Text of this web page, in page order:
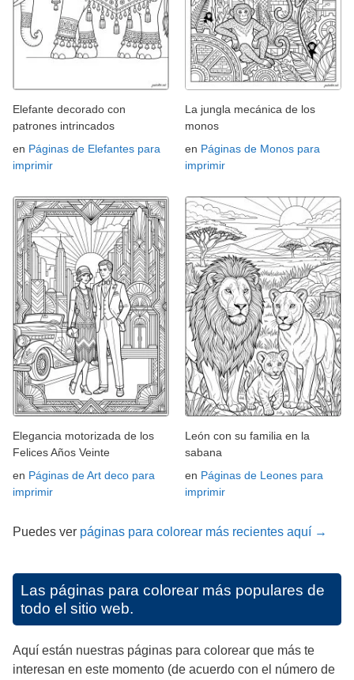
Elefante decorado con
patrones intrincados
en Páginas de Elefantes para
imprimir
La jungla mecánica de los
monos
en Páginas de Monos para
imprimir
Elegancia motorizada de los
Felices Años Veinte
en Páginas de Art deco para
imprimir
León con su familia en la
sabana
en Páginas de Leones para
imprimir
Puedes ver páginas para colorear más recientes aquí →
Las páginas para colorear más populares de
todo el sitio web.
Aquí están nuestras páginas para colorear que más te
interesan en este momento (de acuerdo con el número de